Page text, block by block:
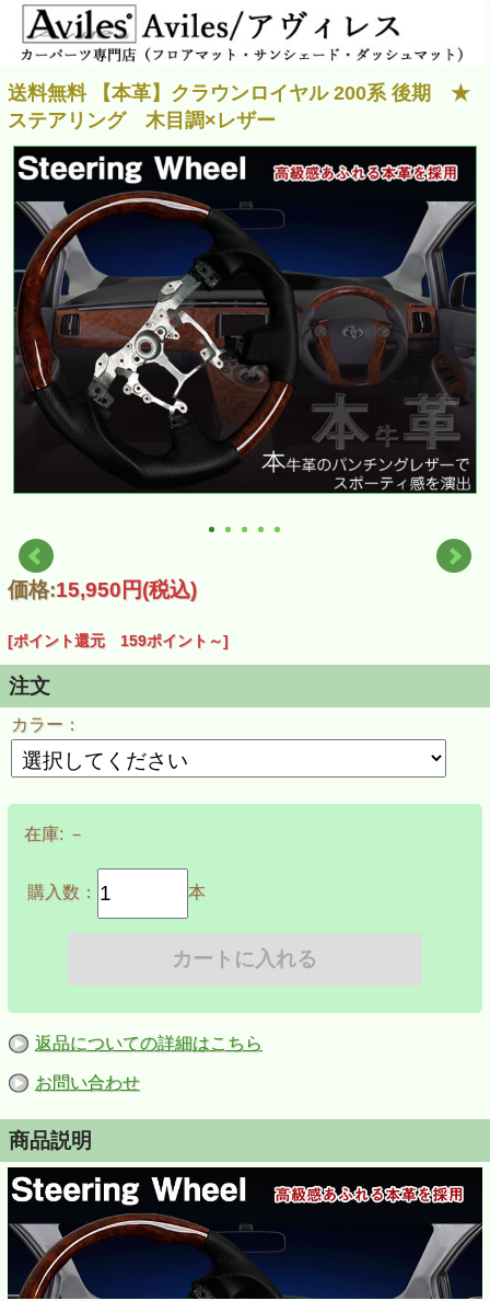
送料無料 【本革】クラウンロイヤル 200系 後期 ★
ステアリング 木目調×レザー
価格:15,950円(税込)
[ポイント還元 159ポイント～]
注文
カラー：
在庫: －
購入数： 本
返品についての詳細はこちら
お問い合わせ
商品説明